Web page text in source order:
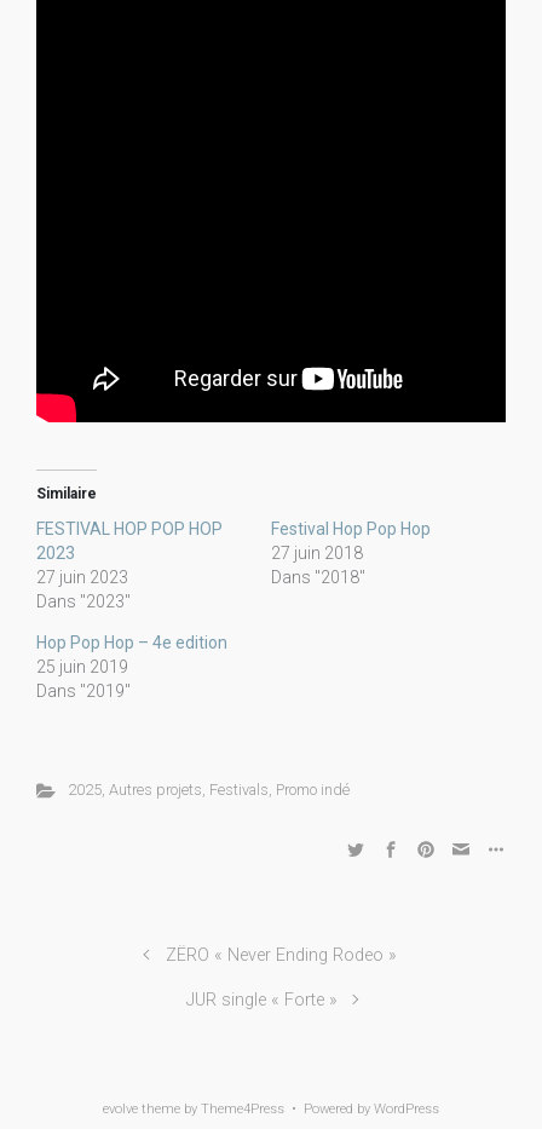
Similaire
FESTIVAL HOP POP HOP
2023
27 juin 2023
Dans "2023"
Festival Hop Pop Hop
27 juin 2018
Dans "2018"
Hop Pop Hop – 4e edition
25 juin 2019
Dans "2019"
2025, Autres projets, Festivals, Promo indé
ZËRO « Never Ending Rodeo »
JUR single « Forte »
evolve theme by Theme4Press • Powered by WordPress